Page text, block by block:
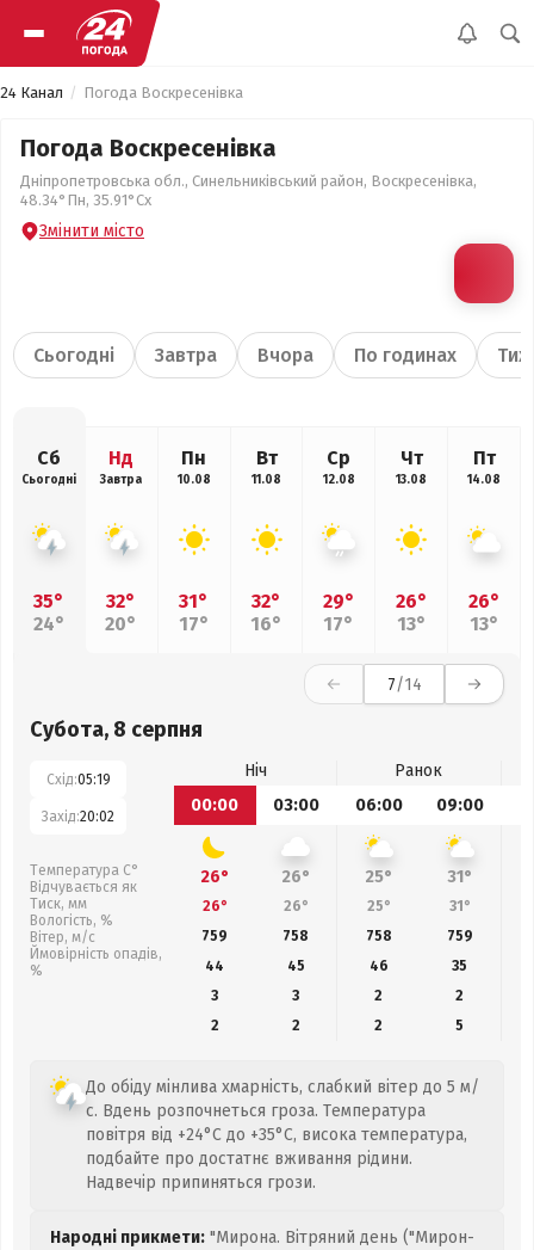
24 Канал Погода Воскресенівка
Погода Воскресенівка
Дніпропетровська обл., Синельниківський район, Воскресенівка,
48.34°Пн, 35.91°Сх
Змінити місто
Сьогодні Завтра Вчора По годинах
Сб
Сьогодні
35°
24°
Нд
Завтра
32°
20°
Пн
10.08
31°
17°
Вт
11.08
32°
16°
Ср
12.08
29°
17°
Чт
13.08
26°
13°
Пт
14.08
26°
13°
7/14
Субота, 8 серпня
Схід:05:19
Захід:20:02
Температура С°
Відчувається як
Тиск, мм
Вологість, %
Вітер, м/с
Ймовірність опадів,
%
Ніч
Ранок
00:00
03:00 06:00 09:00
26° 26° 25° 31°
26° 26° 25° 31°
759
758 758 759
44
45 46 35
3
3 2
2
2
2 2 5
До обіду мінлива хмарність, слабкий вітер до 5 м/
с. Вдень розпочнеться гроза. Температура
повітря від +24°C до +35°C, висока температура,
подбайте про достатнє вживання рідини.
Надвечір припиняться грози.
Народні прикмети: "Мирона. Вітряний день ("Мирон-